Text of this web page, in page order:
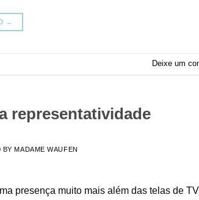
→
Deixe um
representatividade
BY MADAME WAUFEN
presença muito mais além das telas de